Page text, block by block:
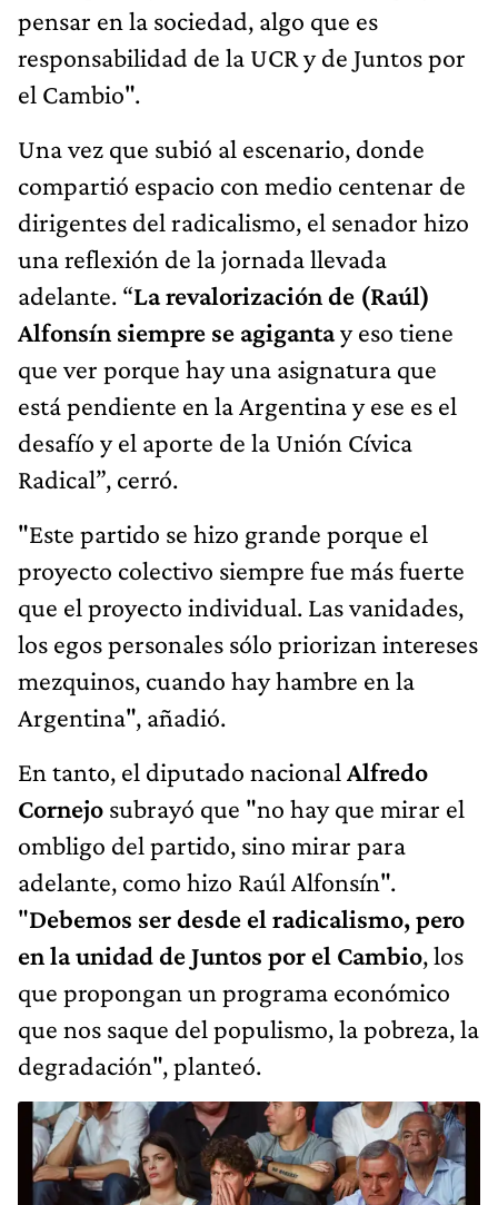
pensar en la sociedad, algo que es
responsabilidad de la UCR y de Juntos por
el Cambio".
Una vez que subió al escenario, donde
compartió espacio con medio centenar de
dirigentes del radicalismo, el senador hizo
una reflexión de la jornada llevada
adelante. “La revalorización de (Raúl)
Alfonsín siempre se agigantay eso tiene
que ver porque hay una asignatura que
está pendiente en la Argentina y ese es el
desafío y el aporte de la Unión Cívica
Radical”, cerró.
"Este partido se hizo grande porque el
proyecto colectivo siempre fue más fuerte
que el proyecto individual. Las vanidades,
los egos personales sólo priorizan intereses
mezquinos, cuando hay hambre en la
Argentina", añadió.
En tanto, el diputado nacional Alfredo
Cornejo subrayó que "no hay que mirar el
ombligo del partido, sino mirar para
adelante, como hizo Raúl Alfonsín".
"Debemos ser desde el radicalismo, pero
en la unidad de Juntos por el Cambio, los
que propongan un programa económico
que nos saque del populismo, la pobreza, la
degradación", planteó.